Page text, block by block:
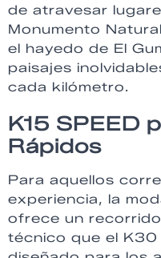
de atravesar
Monumento
el hayedo de El
paisajes
cada kilómetro.
K15 SPEED
Rápidos
Para aquellos
experiencia, la
ofrece un
técnico que el K30